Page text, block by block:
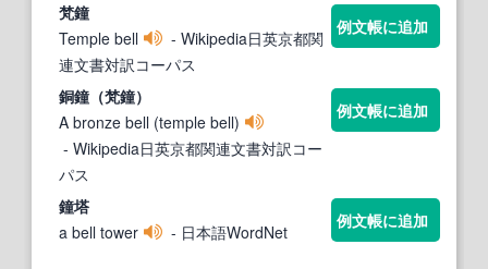
梵鐘
Temple bell
- Wikipedia日英京都関
連文書対訳コーパス
例文帳に追加
銅鐘 （梵鐘）
A bronze bell (temple bell)
- Wikipedia日英京都関連文書対訳コー
パス
例文帳に追加
鐘塔
a bell tower
- 日本語WordNet
例文帳に追加